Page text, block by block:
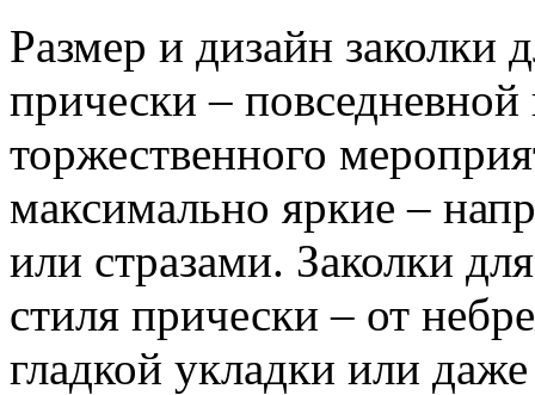
Размер и дизайн заколки
прически –
торжественного
максимально яркие –
или стразами. Заколки
стиля прически – от
гладкой укладки или